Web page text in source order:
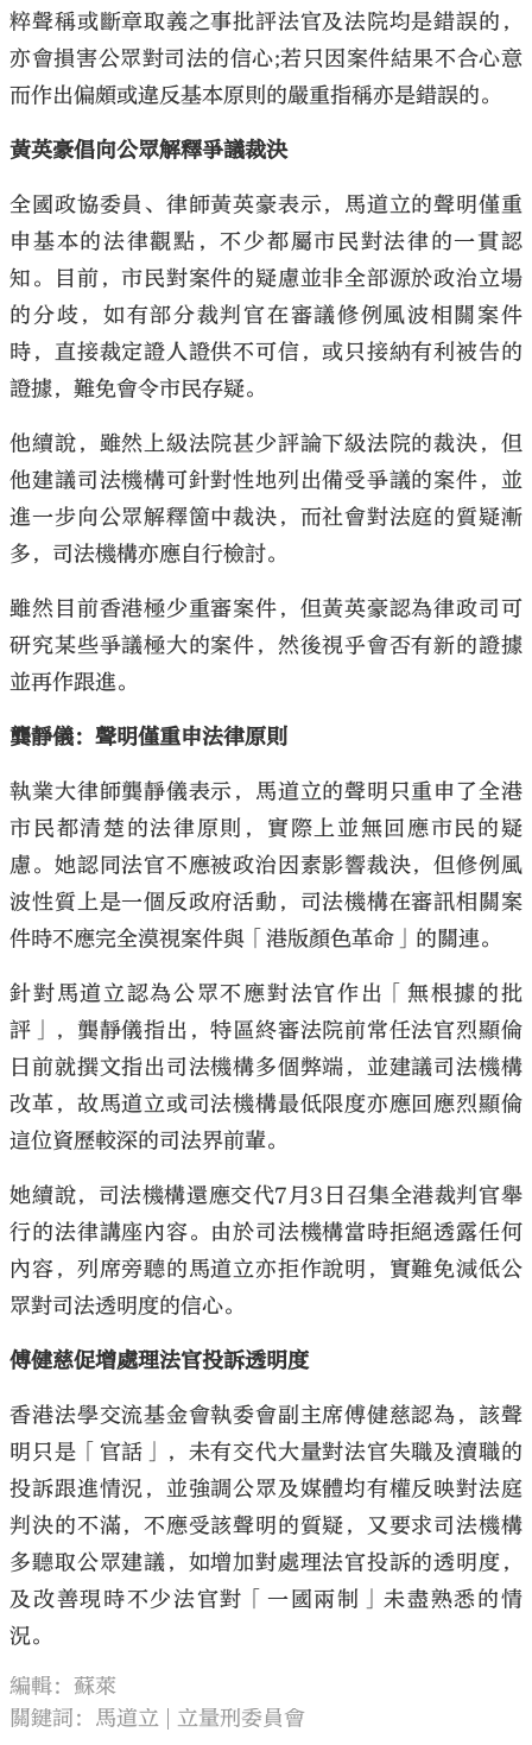
粹聲稱或斷章取義之事批評法官及法院均是錯誤的，
亦會損害公眾對司法的信心;若只因案件結果不合心意
而作出偏頗或違反基本原則的嚴重指稱亦是錯誤的。
黃英豪倡向公眾解釋爭議裁決
全國政協委員、律師黃英豪表示，馬道立的聲明僅重
申基本的法律觀點，不少都屬市民對法律的一貫認
知。目前，市民對案件的疑慮並非全部源於政治立場
的分歧，如有部分裁判官在審議修例風波相關案件
時，直接裁定證人證供不可信，或只接納有利被告的
證據，難免會令市民存疑。
他續說，雖然上級法院甚少評論下級法院的裁決，但
他建議司法機構可針對性地列出備受爭議的案件，並
進一步向公眾解釋箇中裁決，而社會對法庭的質疑漸
多，司法機構亦應自行檢討。
雖然目前香港極少重審案件，但黃英豪認為律政司可
研究某些爭議極大的案件，然後視乎會否有新的證據
並再作跟進。
龔靜儀：聲明僅重申法律原則
執業大律師龔靜儀表示，馬道立的聲明只重申了全港
市民都清楚的法律原則，實際上並無回應市民的疑
慮。她認同法官不應被政治因素影響裁決，但修例風
波性質上是一個反政府活動，司法機構在審訊相關案
件時不應完全漠視案件與「港版顏色革命」的關連。
針對馬道立認為公眾不應對法官作出「無根據的批
評」，龔靜儀指出，特區終審法院前常任法官烈顯倫
日前就撰文指出司法機構多個弊端，並建議司法機構
改革，故馬道立或司法機構最低限度亦應回應烈顯倫
這位資歷較深的司法界前輩。
她續說，司法機構還應交代7月3日召集全港裁判官舉
行的法律講座內容。由於司法機構當時拒絕透露任何
內容，列席旁聽的馬道立亦拒作說明，實難免減低公
眾對司法透明度的信心。
傅健慈促增處理法官投訴透明度
香港法學交流基金會執委會副主席傅健慈認為，該聲
明只是「官話」，未有交代大量對法官失職及瀆職的
投訴跟進情況，並強調公眾及媒體均有權反映對法庭
判決的不滿，不應受該聲明的質疑，又要求司法機構
多聽取公眾建議，如增加對處理法官投訴的透明度，
及改善現時不少法官對「一國兩制」未盡熟悉的情
況。
編輯：蘇萊
關鍵詞： 馬道立 立量刑委員會